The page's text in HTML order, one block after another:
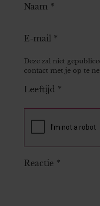
Naam *
E-mail *
Deze zal niet
contact met je op te
Leeftijd *
Reactie *